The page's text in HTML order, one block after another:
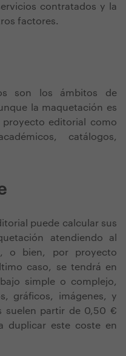
contratados y la
factores.
son los ámbitos de
la maquetación es
editorial como
catálogos,
puede calcular sus
atendiendo al
o bien, por proyecto
caso, se tendrá en
simple o complejo,
gráficos, imágenes, y
suelen partir de 0,50 €
duplicar este coste en